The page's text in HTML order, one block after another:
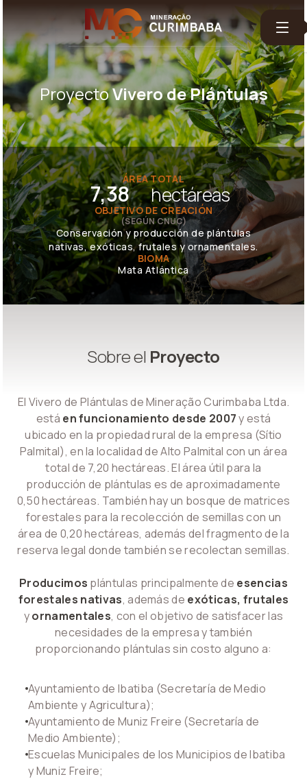
ProyectoVivero de Plántulas
ÁREA TOTAL
7,38 hectáreas
OBJETIVO DE CREACIÓN
(SEGÚN CNUC)
Conservación y producción de plántulas
nativas, exóticas, frutales y ornamentales.
BIOMA
Mata Atlántica
Sobre el Proyecto
El Vivero de Plántulas de Mineração Curimbaba Ltda.
está en funcionamiento desde 2007y está
ubicado en la propiedad rural de la empresa (Sítio
Palmital), en la localidad de Alto Palmital con un área
total de 7,20 hectáreas. El área útil para la
producción de plántulas es de aproximadamente
0,50 hectáreas. También hay un bosque de matrices
forestales para la recolección de semillas con un
área de 0,20 hectáreas, además del fragmento de la
reserva legal donde también se recolectan semillas.
Producimos plántulas principalmente de esencias
forestales nativas, además de exóticas, frutales
yornamentales, con el objetivo de satisfacer las
necesidades de la empresa y también
proporcionando plántulas sin costo alguno a:
Ayuntamiento de Ibatiba (Secretaría de Medio
Ambiente y Agricultura);
Ayuntamiento de Muniz Freire (Secretaría de
Medio Ambiente);
Escuelas Municipales de los Municipios de Ibatiba
y Muniz Freire;